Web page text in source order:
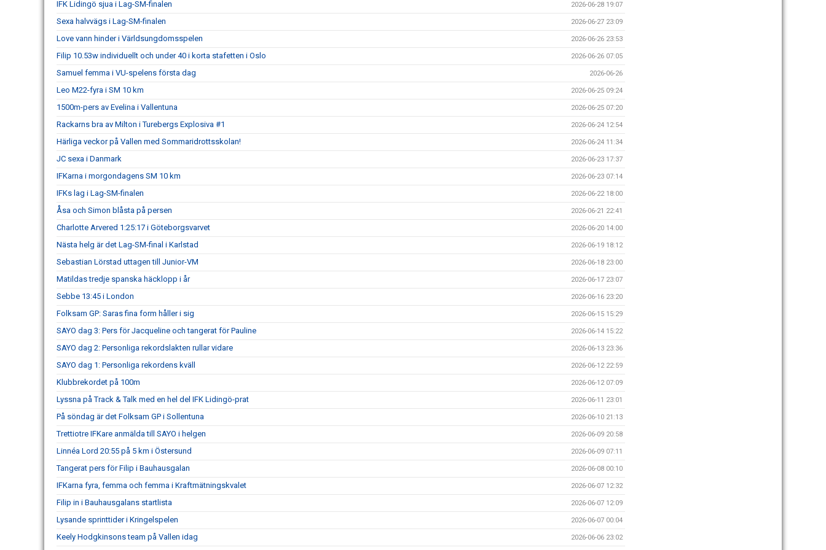
IFK Lidingö sjua i Lag-SM-finalen 2026-06-28 19:07
Sexa halvvägs i Lag-SM-finalen 2026-06-27 23:09
Love vann hinder i Världsungdomsspelen 2026-06-26 23:53
Filip 10.53w individuellt och under 40 i korta stafetten i Oslo 2026-06-26 07:05
Samuel femma i VU-spelens första dag 2026-06-26
Leo M22-fyra i SM 10 km 2026-06-25 09:24
1500m-pers av Evelina i Vallentuna 2026-06-25 07:20
Rackarns bra av Milton i Turebergs Explosiva #1 2026-06-24 12:54
Härliga veckor på Vallen med Sommaridrottsskolan! 2026-06-24 11:34
JC sexa i Danmark 2026-06-23 17:37
IFKarna i morgondagens SM 10 km 2026-06-23 07:14
IFKs lag i Lag-SM-finalen 2026-06-22 18:00
Åsa och Simon blåsta på persen 2026-06-21 22:41
Charlotte Arvered 1:25:17 i Göteborgsvarvet 2026-06-20 14:00
Nästa helg är det Lag-SM-final i Karlstad 2026-06-19 18:12
Sebastian Lörstad uttagen till Junior-VM 2026-06-18 23:00
Matildas tredje spanska häcklopp i år 2026-06-17 23:07
Sebbe 13:45 i London 2026-06-16 23:20
Folksam GP: Saras fina form håller i sig 2026-06-15 15:29
SAYO dag 3: Pers för Jacqueline och tangerat för Pauline 2026-06-14 15:22
SAYO dag 2: Personliga rekordslakten rullar vidare 2026-06-13 23:36
SAYO dag 1: Personliga rekordens kväll 2026-06-12 22:59
Klubbrekordet på 100m 2026-06-12 07:09
Lyssna på Track & Talk med en hel del IFK Lidingö-prat 2026-06-11 23:01
På söndag är det Folksam GP i Sollentuna 2026-06-10 21:13
Trettiotre IFKare anmälda till SAYO i helgen 2026-06-09 20:58
Linnéa Lord 20:55 på 5 km i Östersund 2026-06-09 07:11
Tangerat pers för Filip i Bauhausgalan 2026-06-08 00:10
IFKarna fyra, femma och femma i Kraftmätningskvalet 2026-06-07 12:32
Filip in i Bauhausgalans startlista 2026-06-07 12:09
Lysande sprinttider i Kringelspelen 2026-06-07 00:04
Keely Hodgkinsons team på Vallen idag 2026-06-06 23:02